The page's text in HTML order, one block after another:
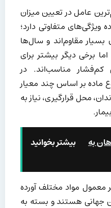
عامل در تعیین میزان
ویژگی‌های متفاوتی دارد؛
بسیار مقاوم‌اند و سال‌ها
برخی دیگر بیشتر برای
کم‌فشار مناسب‌اند. در
ماده بر اساس چند معیار
محل قرارگیری، نیاز به
بیشتر بخوانید
به
معمول مواد مختلف آورده
جهانی هستند و بسته به